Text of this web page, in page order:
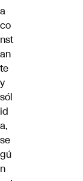
a
co
nst
an
te
y
sól
id
a,
se
gú
n